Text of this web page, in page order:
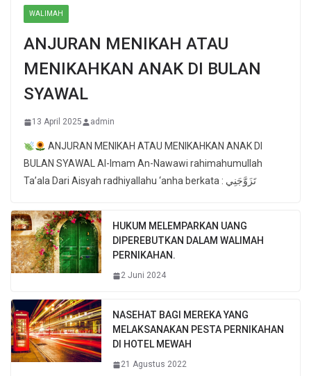
WALIMAH
ANJURAN MENIKAH ATAU
MENIKAHKAN ANAK DI BULAN
SYAWAL
13 April 2025 admin
ANJURAN MENIKAH ATAU MENIKAHKAN ANAK DI
BULAN SYAWAL Al-Imam An-Nawawi rahimahumullah
Ta’ala Dari Aisyah radhiyallahu ‘anha berkata : تَزَوَّجَنِي
HUKUM MELEMPARKAN UANG
DIPEREBUTKAN DALAM WALIMAH
PERNIKAHAN.
2 Juni 2024
NASEHAT BAGI MEREKA YANG
MELAKSANAKAN PESTA PERNIKAHAN
DI HOTEL MEWAH
21 Agustus 2022